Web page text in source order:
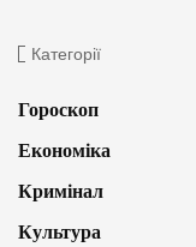
Категорії
Гороскоп
Економіка
Кримінал
Культура